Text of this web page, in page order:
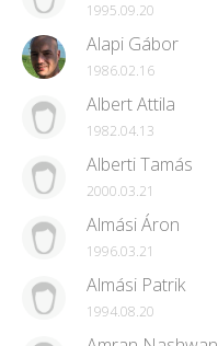
1995.09.20
Alapi Gábor
1986.02.16
Albert Attila
1982.04.13
Alberti Tamás
2000.03.21
Almási Áron
1996.03.21
Almási Patrik
1994.08.20